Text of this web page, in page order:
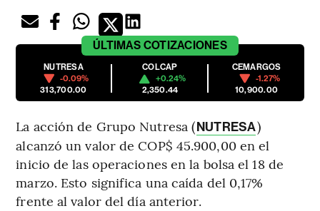
ÚLTIMAS COTIZACIONES
NUTRESA
-0.09%
313,700.00
COLCAP
+0.24%
2,350.44
CEMARGOS
-1.27%
10,900.00
La acción de Grupo Nutresa (NUTRESA)
alcanzó un valor de COP$ 45.900,00 en el
inicio de las operaciones en la bolsa el 18 de
marzo. Esto significa una caída del 0,17%
frente al valor del día anterior.